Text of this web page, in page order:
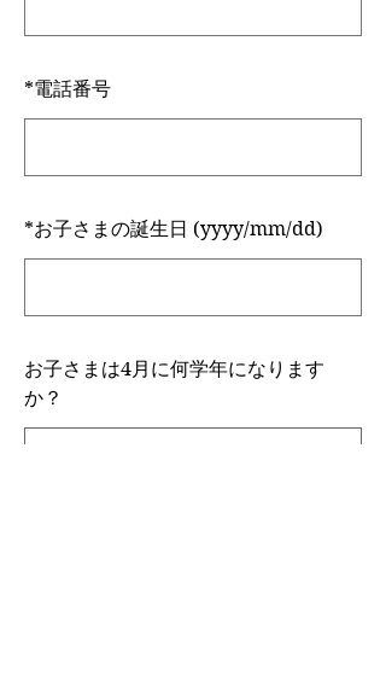
*電話番号
*お子さまの誕生日 (yyyy/mm/dd)
お子さまは4月に何学年になります
か？